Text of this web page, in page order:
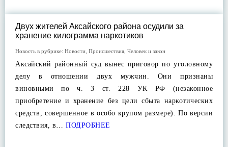
Двух жителей Аксайского района осудили за
хранение килограмма наркотиков
Новость в рубрике: Новости Происшествия Человек и закон
Аксайский районный суд вынес приговор по уголовному
делу в отношении двух мужчин. Они признаны
виновными по ч. 3 ст. 228 УК РФ (незаконное
приобретение и хранение без цели сбыта наркотических
средств, совершенное в особо крупом размере). По версии
следствия, в… ПОДРОБНЕЕ